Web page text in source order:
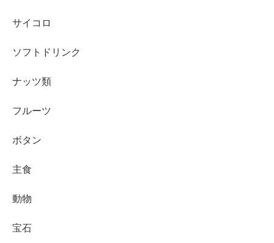
サイコロ
ソフトドリンク
ナッツ類
フルーツ
ボタン
主食
動物
宝石